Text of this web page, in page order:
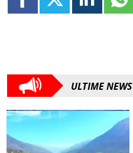
ULTIME NEWS